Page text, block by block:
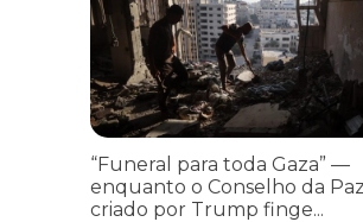
“Funeral para toda Gaza” —
enquanto o Conselho da Paz
criado por Trump finge...